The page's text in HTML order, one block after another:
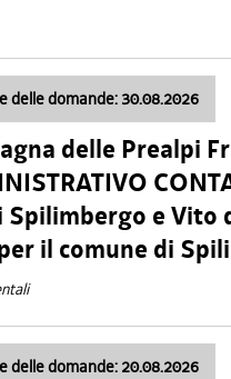
delle domande: 30.08.2026
delle Prealpi
Spilimbergo e Vito
il comune di
delle domande: 20.08.2026